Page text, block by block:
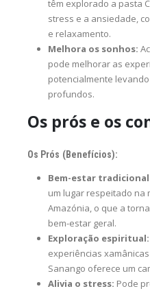
têm explorado a pasta
stress e a ansiedade,
e relaxamento.
Melhora os sonhos:
pode melhorar as
potencialmente
profundos.
Os prós e os
Os Prós (Benefícios):
Bem-estar
um lugar respeitado na
Amazónia, o que a
bem-estar geral.
Exploração espiritual:
experiências
Sanango oferece um
Alivia o stress: Pode